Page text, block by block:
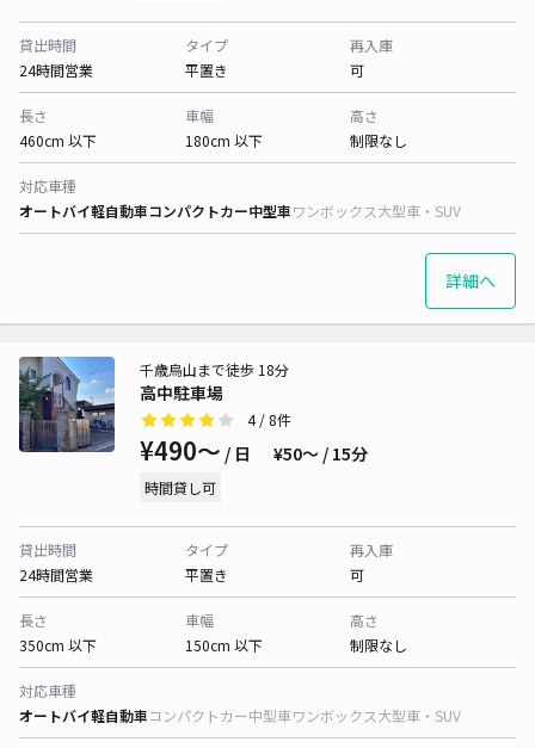
貸出時間
24時間営業
タイプ
平置き
再入庫
可
長さ
460cm 以下
車幅
180cm 以下
高さ
制限なし
対応車種
オートバイ軽自動車コンパクトカー中型車ワンボックス大型車・SUV
詳細へ
高中駐車場
千歳烏山まで徒歩 18分
4/ 8件
¥490〜 / 日 ¥50〜 / 15分
時間貸し可
貸出時間
24時間営業
タイプ
平置き
再入庫
可
長さ
350cm 以下
車幅
150cm 以下
高さ
制限なし
対応車種
オートバイ軽自動車コンパクトカー中型車ワンボックス大型車・SUV